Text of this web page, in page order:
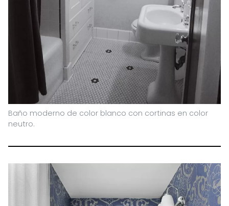
Baño moderno de color blanco con cortinas en color
neutro.